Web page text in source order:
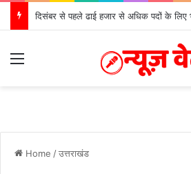
दिसंबर से पहले ढाई हजार से अधिक पदों के लिए
Home /उत्तराखंड